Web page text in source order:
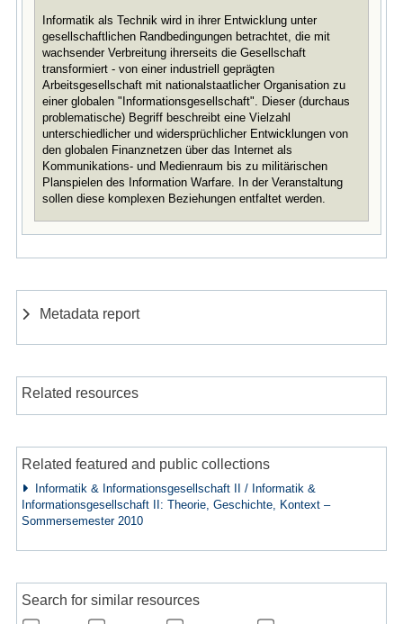
Informatik als Technik wird in ihrer Entwicklung unter
gesellschaftlichen Randbedingungen betrachtet, die mit
wachsender Verbreitung ihrerseits die Gesellschaft
transformiert - von einer industriell geprägten
Arbeitsgesellschaft mit nationalstaatlicher Organisation zu
einer globalen "Informationsgesellschaft". Dieser (durchaus
problematische) Begriff beschreibt eine Vielzahl
unterschiedlicher und widersprüchlicher Entwicklungen von
den globalen Finanznetzen über das Internet als
Kommunikations- und Medienraum bis zu militärischen
Planspielen des Information Warfare. In der Veranstaltung
sollen diese komplexen Beziehungen entfaltet werden.
Metadata report
Related resources
Related featured and public collections
Informatik & Informationsgesellschaft II / Informatik &
Informationsgesellschaft II: Theorie, Geschichte, Kontext –
Sommersemester 2010
Search for similar resources